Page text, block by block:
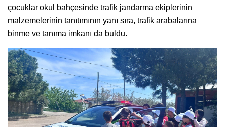
çocuklar okul bahçesinde trafik jandarma ekiplerinin
malzemelerinin tanıtımının yanı sıra, trafik arabalarına
binme ve tanıma imkanı da buldu.